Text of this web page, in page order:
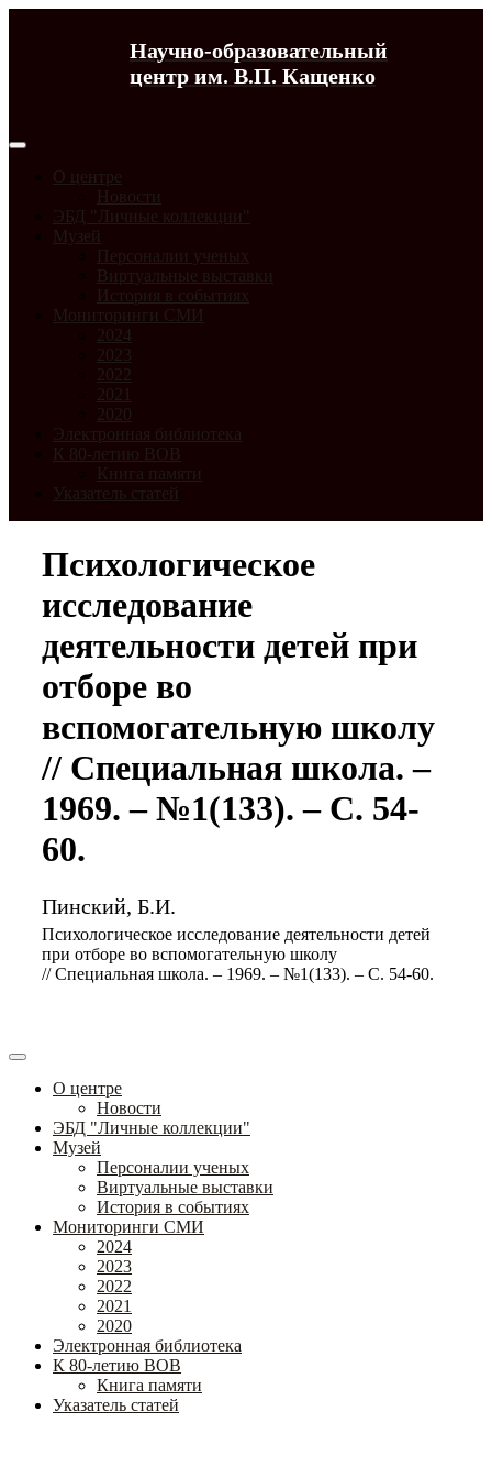
Научно-образовательный
центр им. В.П. Кащенко
О центре
Новости
ЭБД "Личные коллекции"
Музей
Персоналии ученых
Виртуальные выставки
История в событиях
Мониторинги СМИ
2024
2023
2022
2021
2020
Электронная библиотека
К 80-летию ВОВ
Книга памяти
Указатель статей
Психологическое
исследование
деятельности детей при
отборе во
вспомогательную школу
// Специальная школа. –
1969. – №1(133). – С. 54-
60.
Пинский, Б.И.
Психологическое исследование деятельности детей
при отборе во вспомогательную школу
// Специальная школа. – 1969. – №1(133). – С. 54-60.
О центре
Новости
ЭБД "Личные коллекции"
Музей
Персоналии ученых
Виртуальные выставки
История в событиях
Мониторинги СМИ
2024
2023
2022
2021
2020
Электронная библиотека
К 80-летию ВОВ
Книга памяти
Указатель статей